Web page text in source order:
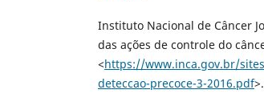
Instituto Nacional de Câncer
das ações de controle do
<https://www.inca.gov.br/
deteccao-precoce-3-2016.pdf